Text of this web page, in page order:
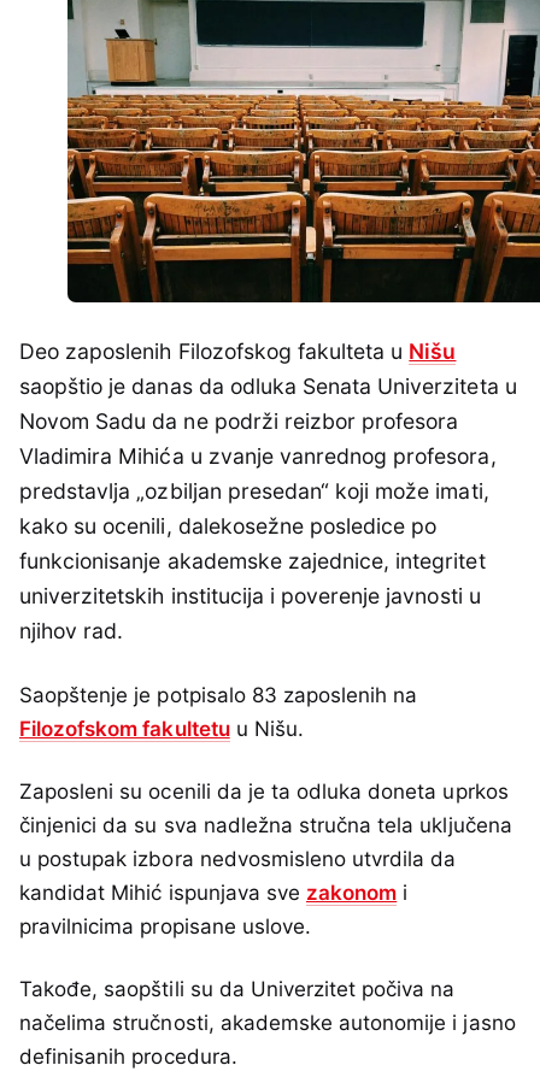
Deo zaposlenih Filozofskog fakulteta u Nišu
saopštio je danas da odluka Senata Univerziteta u
Novom Sadu da ne podrži reizbor profesora
Vladimira Mihića u zvanje vanrednog profesora,
predstavlja „ozbiljan presedan“ koji može imati,
kako su ocenili, dalekosežne posledice po
funkcionisanje akademske zajednice, integritet
univerzitetskih institucija i poverenje javnosti u
njihov rad.
Saopštenje je potpisalo 83 zaposlenih na
Filozofskom fakultetuu Nišu.
Zaposleni su ocenili da je ta odluka doneta uprkos
činjenici da su sva nadležna stručna tela uključena
u postupak izbora nedvosmisleno utvrdila da
kandidat Mihić ispunjava sve zakonom i
pravilnicima propisane uslove.
Takođe, saopštili su da Univerzitet počiva na
načelima stručnosti, akademske autonomije i jasno
definisanih procedura.